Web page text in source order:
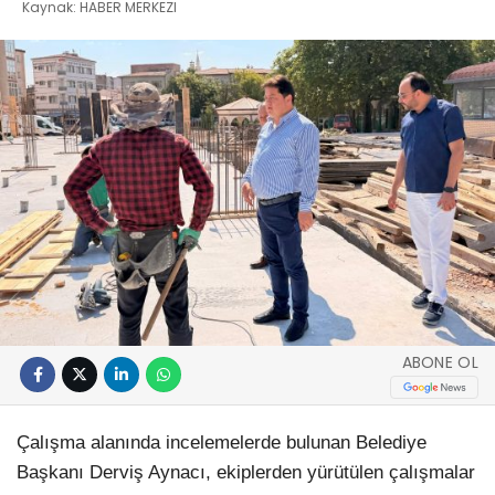
Kaynak: HABER MERKEZI
ABONE OL
Çalışma alanında incelemelerde bulunan Belediye
Başkanı Derviş Aynacı, ekiplerden yürütülen çalışmalar